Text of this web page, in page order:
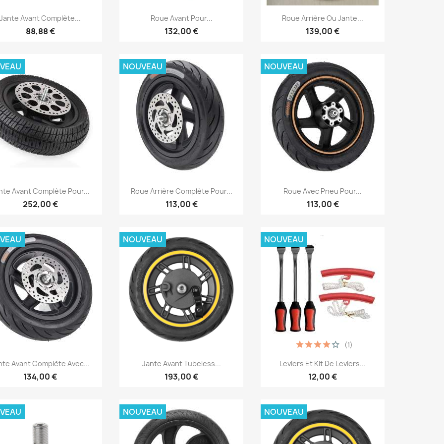
Aperçu rapide
Jante Avant Complète...
88,88 €
Aperçu rapide
Roue Avant Pour...
132,00 €
 Aperçu rapide
Roue Arrière Ou Jante...
139,00 €
Aperçu rapide
Avant Complète Pour...
252,00 €
Aperçu rapide
Roue Arrière Complète Pour...
113,00 €
NOUVEAU
Aperçu rapide
Roue Avec Pneu Pour...
113,00 €
NOUVEAU
Aperçu rapide
Avant Complète Avec...
134,00 €
Aperçu rapide
Jante Avant Tubeless...
193,00 €
NOUVEAU
Aperçu rapide
Leviers Et Kit De Leviers...
12,00 €
(1)
NOUVEAU
NOUVEAU NOUVEAU